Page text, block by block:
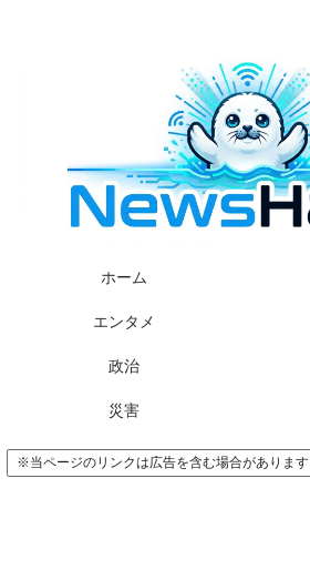
ホーム
エンタメ
政治
災害
※当ページのリンクは広告を含む場合があります